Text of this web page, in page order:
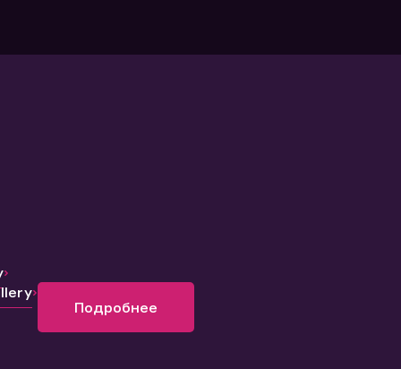
Подробнее